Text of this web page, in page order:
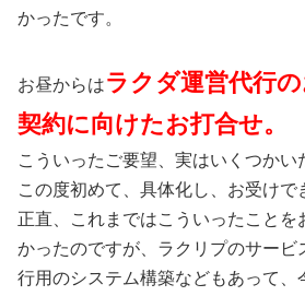
かったです。
お昼からはラクダ運営代行
契約に向けたお打合せ。
こういったご要望、実はいくつかい
この度初めて、具体化し、お受けで
正直、これまではこういったことを
かったのですが、ラクリプのサービ
行用のシステム構築などもあって、